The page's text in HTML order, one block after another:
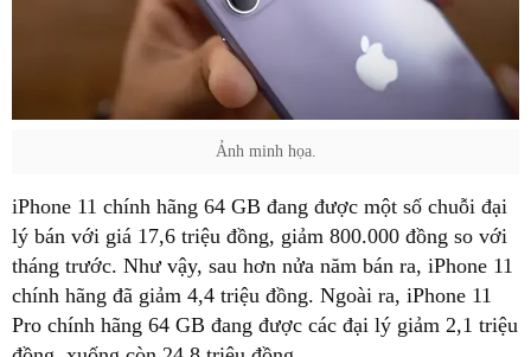
Ảnh minh họa.
iPhone 11 chính hãng 64 GB đang được một số chuỗi đại
lý bán với giá 17,6 triệu đồng, giảm 800.000 đồng so với
tháng trước. Như vậy, sau hơn nửa năm bán ra, iPhone 11
chính hãng đã giảm 4,4 triệu đồng. Ngoài ra, iPhone 11
Pro chính hãng 64 GB đang được các đại lý giảm 2,1 triệu